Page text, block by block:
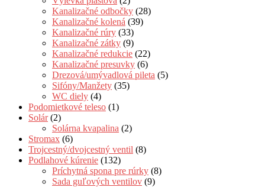
Kanalizačné odbočky (28)
Kanalizačné kolená (39)
Kanalizačné rúry (33)
Kanalizačné zátky (9)
Kanalizačné redukcie (22)
Kanalizačné presuvky (6)
Drezová/umývadlová pileta (5)
Sifóny/Manžety (35)
WC diely (4)
Podomietkové teleso (1)
Solár (2)
Solárna kvapalina (2)
Stromax (6)
Trojcestný/dvojcestný ventil (8)
Podlahové kúrenie (132)
Príchytná spona pre rúrky (8)
Sada guľových ventilov (9)